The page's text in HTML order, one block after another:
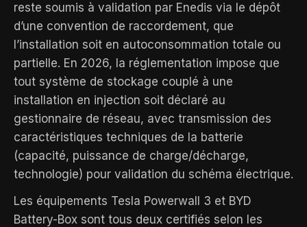
reste soumis à validation par Enedis via le dépôt
d’une convention de raccordement, que
l’installation soit en autoconsommation totale ou
partielle. En 2026, la réglementation impose que
tout système de stockage couplé à une
installation en injection soit déclaré au
gestionnaire de réseau, avec transmission des
caractéristiques techniques de la batterie
(capacité, puissance de charge/décharge,
technologie) pour validation du schéma électrique.
Les équipements Tesla Powerwall 3 et BYD
Battery-Box sont tous deux certifiés selon les